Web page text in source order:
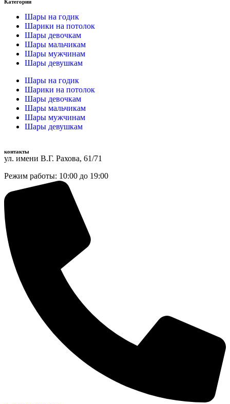
Категории
Шары на годик
Шарики на потолок
Шары девочкам
Шары мальчикам
Шары мужчинам
Шары девушкам
Шары на годик
Шарики на потолок
Шары девочкам
Шары мальчикам
Шары мужчинам
Шары девушкам
контакты
ул. имени В.Г. Рахова, 61/71
Режим работы: 10:00 до 19:00